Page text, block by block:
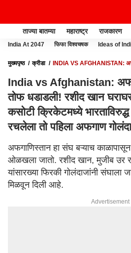
ताज्या बातम्या महाराष्ट्र राजकारण
India At 2047 फिफा विश्वचषक Ideas of
मुख्यपृष्ठ क्रीडा
INDIA VS AFGHANISTAN:
तो पहिला अफगाण गोलंदाज कोण?
India vs Afghanistan:
तोफ धडाडली! रशीद खान
कसोटी क्रिकेटमध्ये
रचलेला तो पहिला अफगाण
अफगाणिस्तान हा संघ बऱ्याच
ओळखला जातो. रशीद खान, मुजीब उर
यांसारख्या फिरकी गोलंदाजांनी
मिळवून दिली आहे.
Advertisement